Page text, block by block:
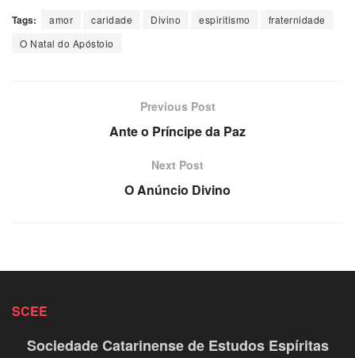
Tags: amor caridade Divino espiritismo
fraternidade
O Natal do Apóstolo
Previous Post
Ante o Príncipe da Paz
Next Post
O Anúncio Divino
SCEE
Sociedade Catarinense de Estudos Espíritas